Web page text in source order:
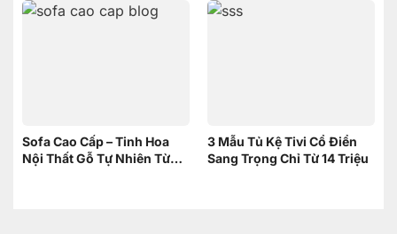
Sofa Cao Cấp – Tinh Hoa
Nội Thất Gỗ Tự Nhiên Từ
3 Mẫu Tủ Kệ Tivi Cổ Điển
Sang Trọng Chỉ Từ 14 Triệu